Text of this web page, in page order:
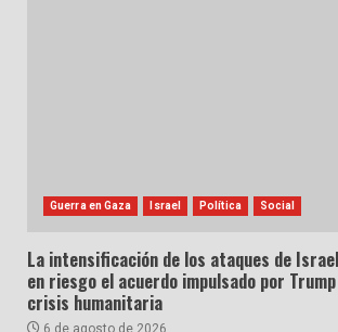
Guerra en Gaza Israel Política Social
La intensificación de los ataques de
en riesgo el acuerdo impulsado por
crisis humanitaria
6 de agosto de 2026